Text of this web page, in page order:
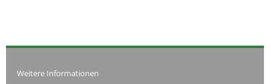
Weitere Informationen